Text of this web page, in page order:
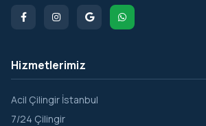
Hizmetlerimiz
Acil Çilingir İstanbul
7/24 Çilingir